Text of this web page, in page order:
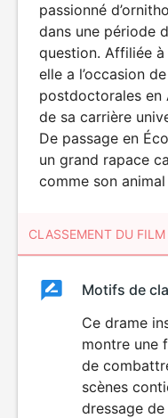
passionné
dans une période
question. Affiliée à
elle a l’occasion
postdoctorales en
de sa carrière
De passage en
un grand rapace
comme son
CLASSEMENT DU FILM
ClassementClassement
Motifs de
Ce drame
montre une
de
scènes
dressage de